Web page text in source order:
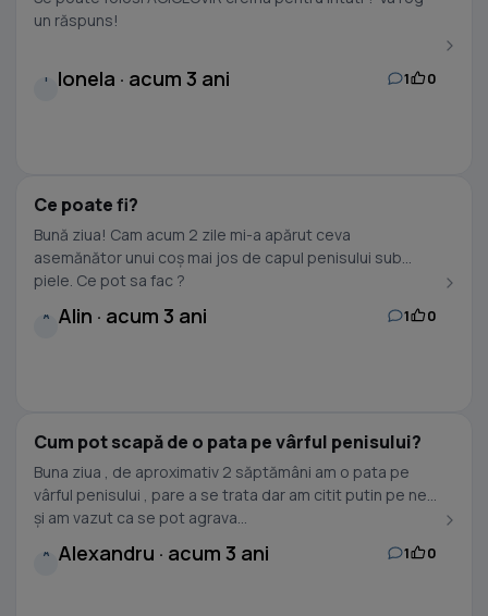
un răspuns!
I Ionela · acum 3 ani 1 0
Ce poate fi?
Bună ziua! Cam acum 2 zile mi-a apărut ceva
asemănător unui coș mai jos de capul penisului sub
piele. Ce pot sa fac ?
A Alin · acum 3 ani 1 0
Cum pot scapă de o pata pe vârful penisului?
Buna ziua , de aproximativ 2 săptămâni am o pata pe
vârful penisului , pare a se trata dar am citit putin pe net
și am vazut ca se pot agrava...
A Alexandru · acum 3 ani 1 0